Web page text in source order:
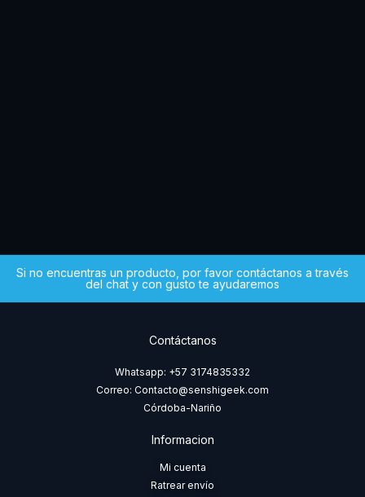
Si no encuentras un producto, por favor contáctanos a través
del chat y con gusto te ayudaremos
Contáctanos
Whatsapp: +57 3174835332
Correo: Contacto@senshigeek.com
Córdoba-Nariño
Informacion
Mi cuenta
Ratrear envío